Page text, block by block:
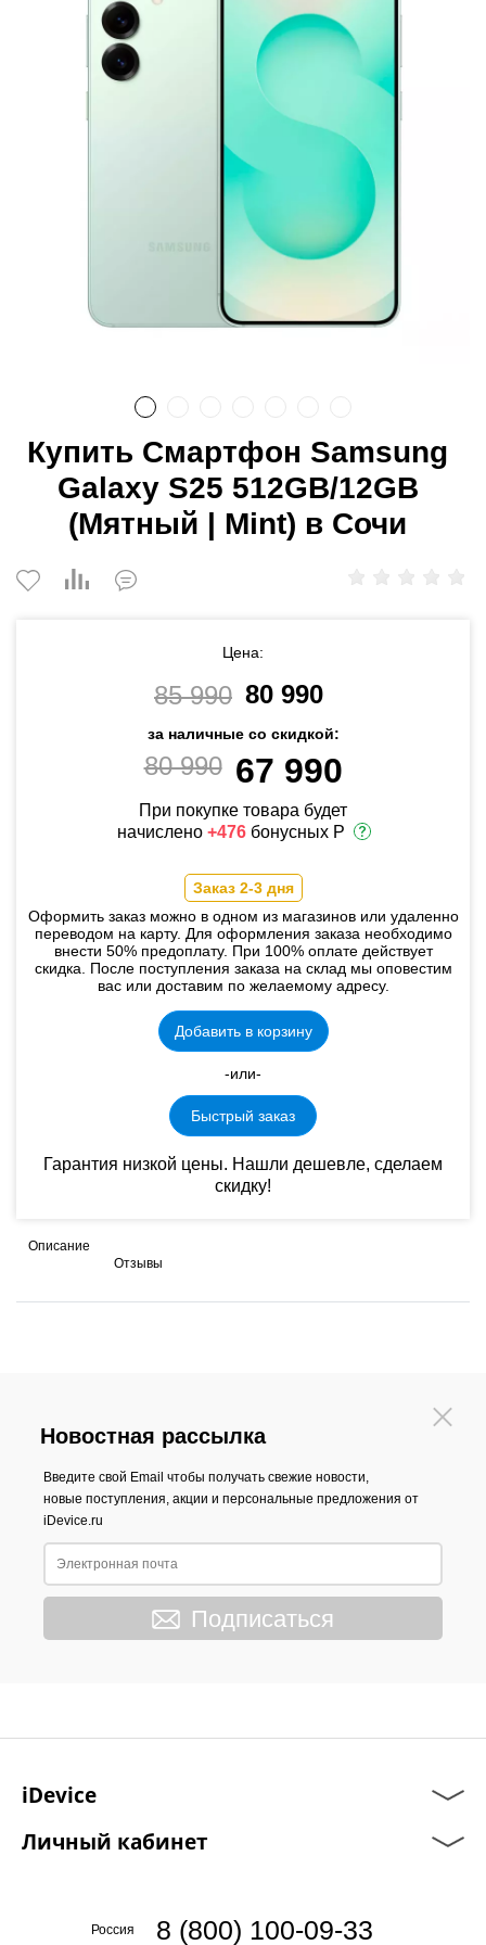
Купить Смартфон Samsung
Galaxy S25 512GB/12GB
(Мятный | Mint) в Сочи
Цена:
85 990 80 990
за наличные со скидкой:
80 990 67 990
При покупке товара будет
начислено +476 бонусных Р
Заказ 2-3 дня
Оформить заказ можно в одном из магазинов или удаленно
переводом на карту. Для оформления заказа необходимо
внести 50% предоплату. При 100% оплате действует
скидка. После поступления заказа на склад мы оповестим
вас или доставим по желаемому адресу.
Добавить в корзину
-или-
Быстрый заказ
Гарантия низкой цены. Нашли дешевле, сделаем
скидку!
Описание
Отзывы
Новостная рассылка
Введите свой Email чтобы получать свежие новости,
новые поступления, акции и персональные предложения от
iDevice.ru
Подписаться
iDevice
Личный кабинет
Россия 8 (800) 100-09-33